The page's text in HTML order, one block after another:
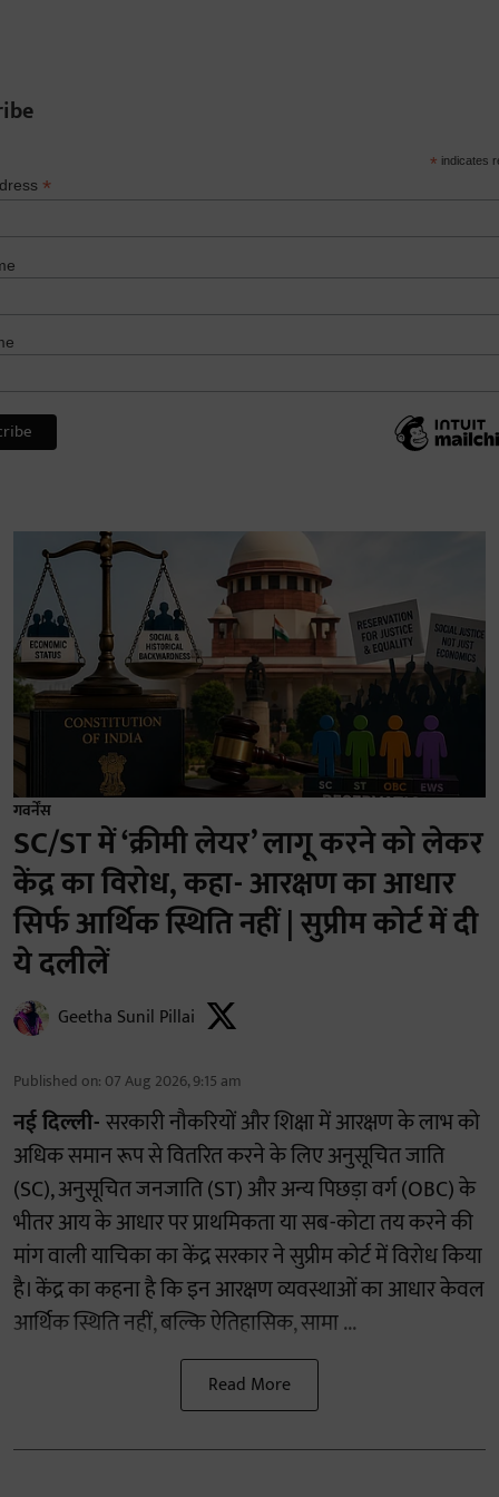
* indicates
*
गवर्नेंस
SC/ST में ‘क्रीमी लेयर’ लागू करने को लेकर
केंद्र का विरोध, कहा- आरक्षण का आधार
सिर्फ आर्थिक स्थिति नहीं | सुप्रीम कोर्ट में दी
ये दलीलें
Geetha Sunil Pillai
Published on: 07 Aug 2026, 9:15 am
नई दिल्ली-सरकारी नौकरियों और शिक्षा में आरक्षण के लाभ को
अधिक समान रूप से वितरित करने के लिए अनुसूचित जाति
(SC), अनुसूचित जनजाति (ST) और अन्य पिछड़ा वर्ग (OBC) के
भीतर आय के आधार पर प्राथमिकता या सब-कोटा तय करने की
मांग वाली याचिका का केंद्र सरकार ने सुप्रीम कोर्ट में विरोध किया
है। केंद्र का कहना है कि इन आरक्षण व्यवस्थाओं का आधार केवल
आर्थिक स्थिति नहीं, बल्कि ऐतिहासिक, सामा ...
Read More